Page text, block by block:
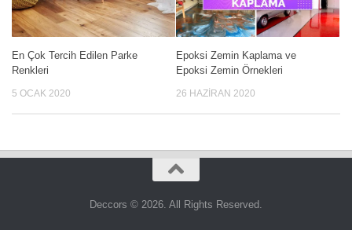
En Çok Tercih Edilen Parke
Renkleri
5 OCAK 2020
Epoksi Zemin Kaplama ve
Epoksi Zemin Örnekleri
26 HAZIRAN 2020
Deccors © 2026. All Rights Reserved.